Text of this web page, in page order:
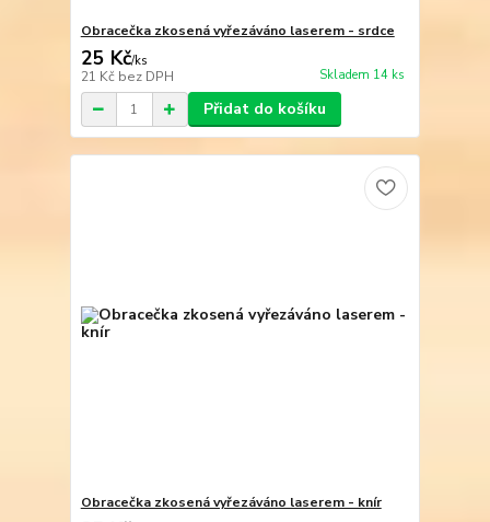
Obracečka zkosená vyřezáváno laserem - srdce
25 Kč/ks
21 Kč bez DPH Skladem 14 ks
Přidat do košíku
Obracečka zkosená vyřezáváno laserem - knír